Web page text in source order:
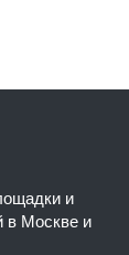
и
в Москве и